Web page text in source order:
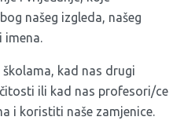
našeg izgleda, našeg
imena.
kad nas drugi
ili kad nas profesori/ce
i koristiti naše zamjenice.